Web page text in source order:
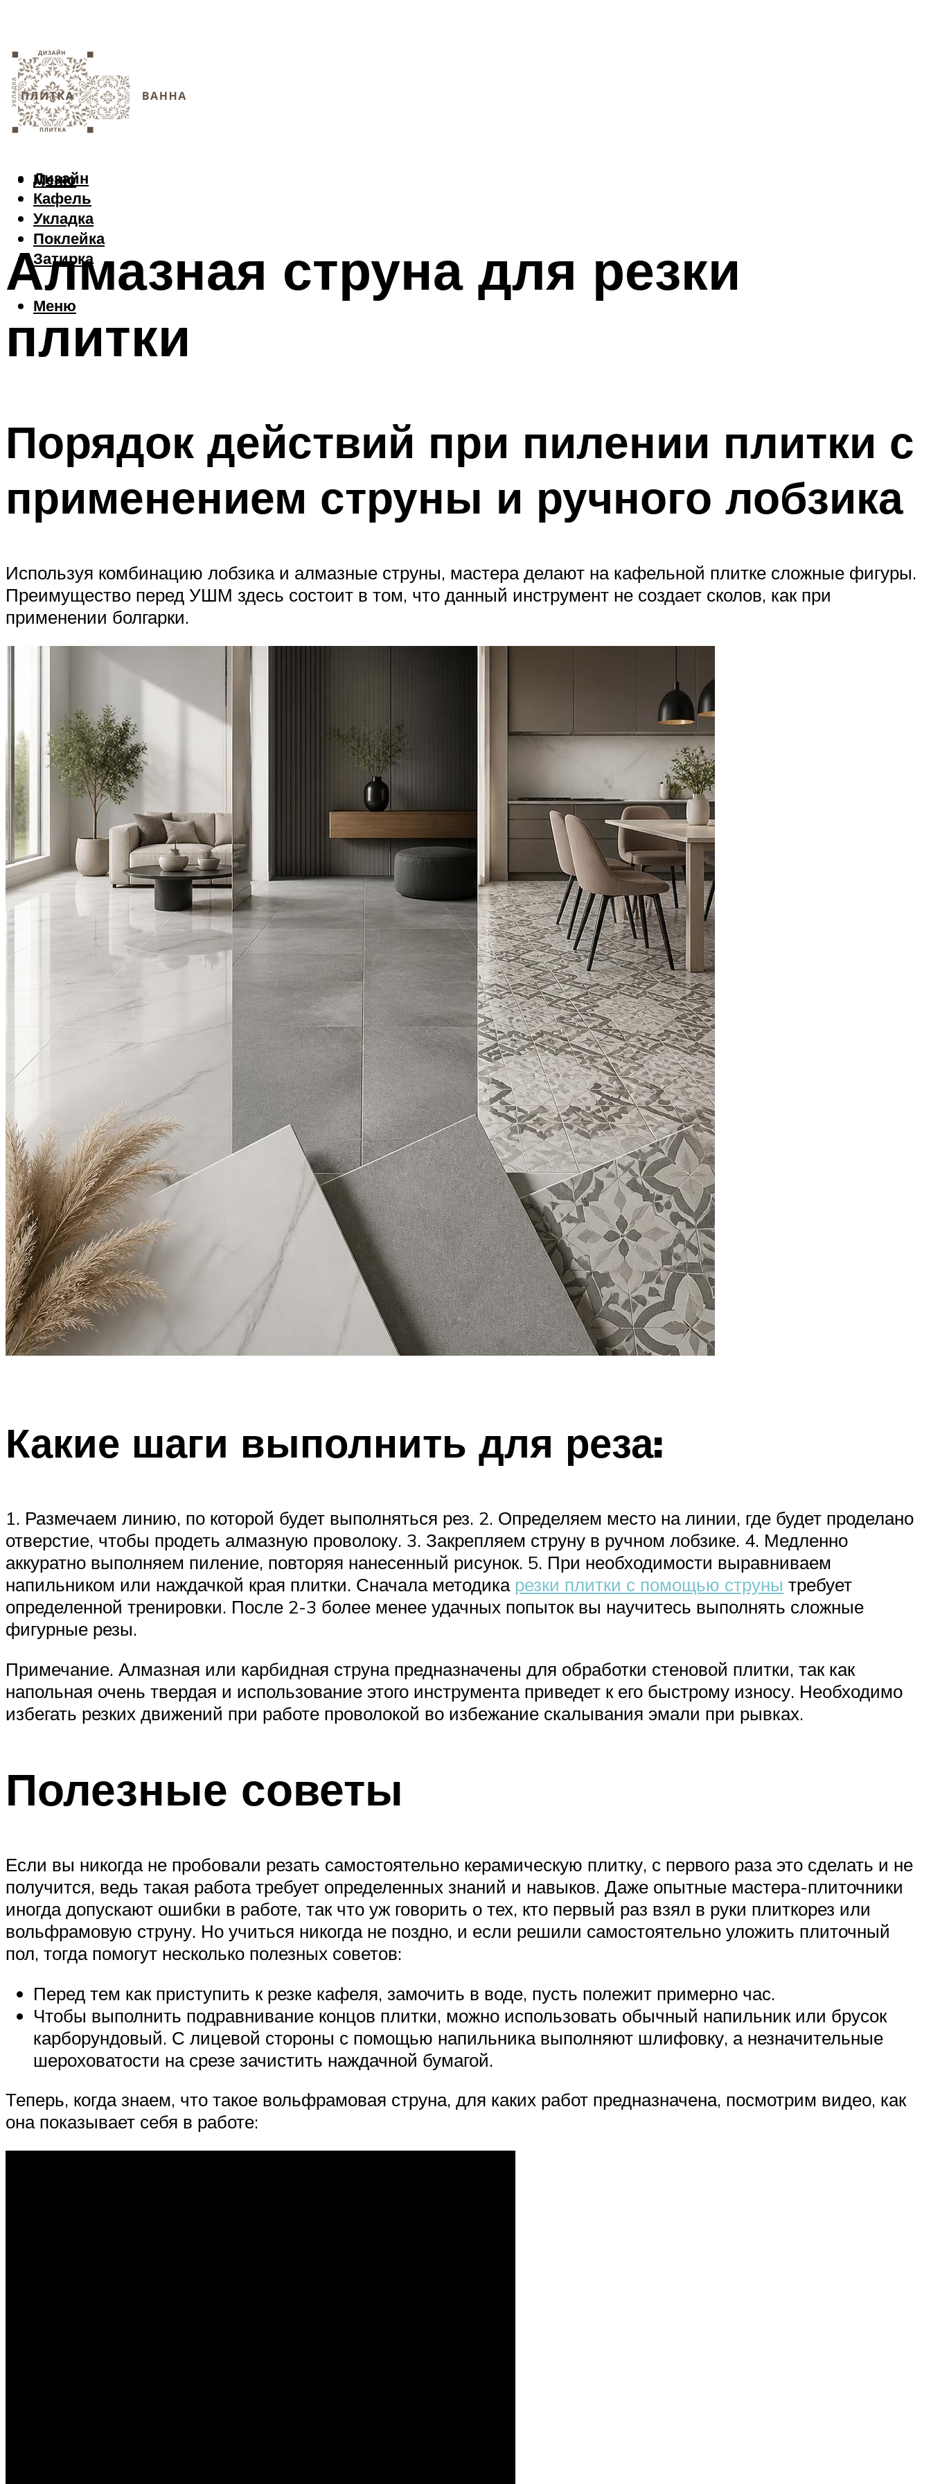
Дизайн
Кафель
Укладка
Поклейка
Затирка
Меню
Меню
Алмазная струна для резки
плитки
Порядок действий при пилении плитки с
применением струны и ручного лобзика
Используя комбинацию лобзика и алмазные струны, мастера делают на кафельной плитке сложные фигуры.
Преимущество перед УШМ здесь состоит в том, что данный инструмент не создает сколов, как при
применении болгарки.
Какие шаги выполнить для реза:
1. Размечаем линию, по которой будет выполняться рез. 2. Определяем место на линии, где будет проделано
отверстие, чтобы продеть алмазную проволоку. 3. Закрепляем струну в ручном лобзике. 4. Медленно
аккуратно выполняем пиление, повторяя нанесенный рисунок. 5. При необходимости выравниваем
напильником или наждачкой края плитки. Сначала методика резки плитки с помощью струны требует
определенной тренировки. После 2-3 более менее удачных попыток вы научитесь выполнять сложные
фигурные резы.
Примечание. Алмазная или карбидная струна предназначены для обработки стеновой плитки, так как
напольная очень твердая и использование этого инструмента приведет к его быстрому износу. Необходимо
избегать резких движений при работе проволокой во избежание скалывания эмали при рывках.
Полезные советы
Если вы никогда не пробовали резать самостоятельно керамическую плитку, с первого раза это сделать и не
получится, ведь такая работа требует определенных знаний и навыков. Даже опытные мастера-плиточники
иногда допускают ошибки в работе, так что уж говорить о тех, кто первый раз взял в руки плиткорез или
вольфрамовую струну. Но учиться никогда не поздно, и если решили самостоятельно уложить плиточный
пол, тогда помогут несколько полезных советов:
Перед тем как приступить к резке кафеля, замочить в воде, пусть полежит примерно час.
Чтобы выполнить подравнивание концов плитки, можно использовать обычный напильник или брусок
карборундовый. С лицевой стороны с помощью напильника выполняют шлифовку, а незначительные
шероховатости на срезе зачистить наждачной бумагой.
Теперь, когда знаем, что такое вольфрамовая струна, для каких работ предназначена, посмотрим видео, как
она показывает себя в работе: